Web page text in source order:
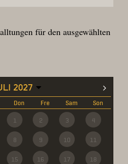
für den ausgewählten
2027
Don Fre Sam Son
1 2 3 4
8 9 10 11
15 16 17 18